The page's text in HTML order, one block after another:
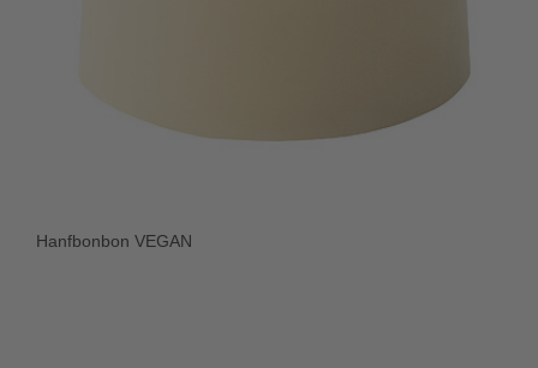
Hanfbonbon VEGAN